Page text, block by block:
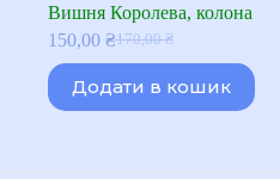
Вишня Королева, колона
170,00₴
Оригінальна
ціна:
170,00 ₴.
150,00 ₴Поточна
ціна:
150,00 ₴.
Додати в кошик